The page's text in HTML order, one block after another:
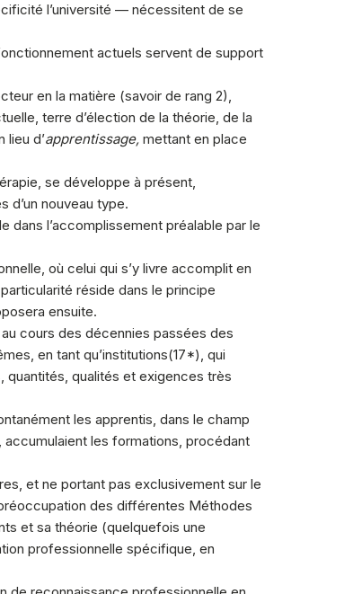
l’université — nécessitent de se
actuels servent de support
en la matière (savoir de rang 2),
terre d’élection de la théorie, de la
lieu d’apprentissage, mettant en place
se développe à présent,
d’un nouveau type.
dans l’accomplissement préalable par le
où celui qui s’y livre accomplit en
réside dans le principe
ensuite.
cours des décennies passées des
en tant qu’institutions(17*), qui
quantités, qualités et exigences très
les apprentis, dans le champ
les formations, procédant
et ne portant pas exclusivement sur le
des différentes Méthodes
et sa théorie (quelquefois une
professionnelle spécifique, en